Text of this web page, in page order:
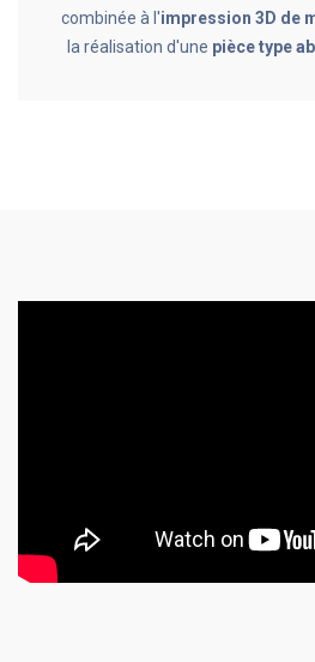
combinée à l'impression 3D de
la réalisation d'une pièce type